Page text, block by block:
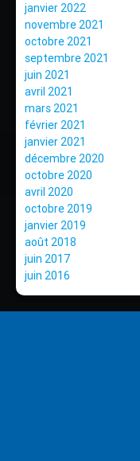
janvier 2022
novembre 2021
octobre 2021
septembre 2021
juin 2021
avril 2021
mars 2021
février 2021
janvier 2021
décembre 2020
octobre 2020
avril 2020
octobre 2019
janvier 2019
août 2018
juin 2017
juin 2016